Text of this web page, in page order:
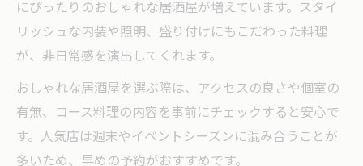
にぴったりのおしゃれな居酒屋が増えています。スタイ
リッシュな内装や照明、盛り付けにもこだわった料理
が、非日常感を演出してくれます。
おしゃれな居酒屋を選ぶ際は、アクセスの良さや個室の
有無、コース料理の内容を事前にチェックすると安心で
す。人気店は週末やイベントシーズンに混み合うことが
多いため、早めの予約がおすすめです。